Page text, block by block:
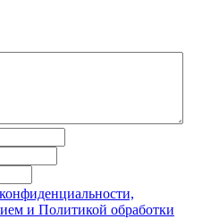
и Политикой обработки